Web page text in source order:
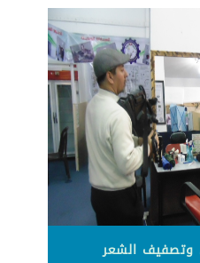
الشعر